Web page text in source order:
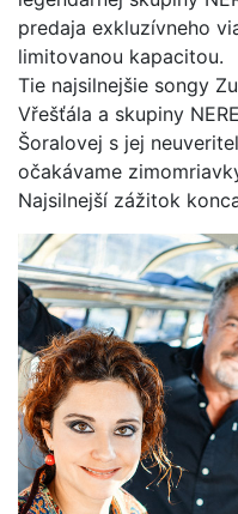
predaja exkluzívneho
limitovanou kapacitou.
Tie najsilnejšie songy
Vřešťála a skupiny
Šoralovej s jej
očakávame
Najsilnejší zážitok